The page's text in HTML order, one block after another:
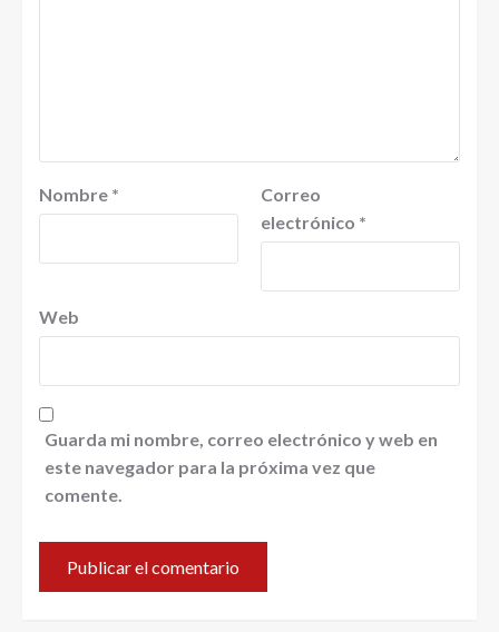
Nombre *
Correo
electrónico *
Web
Guarda mi nombre, correo electrónico y web en
este navegador para la próxima vez que
comente.